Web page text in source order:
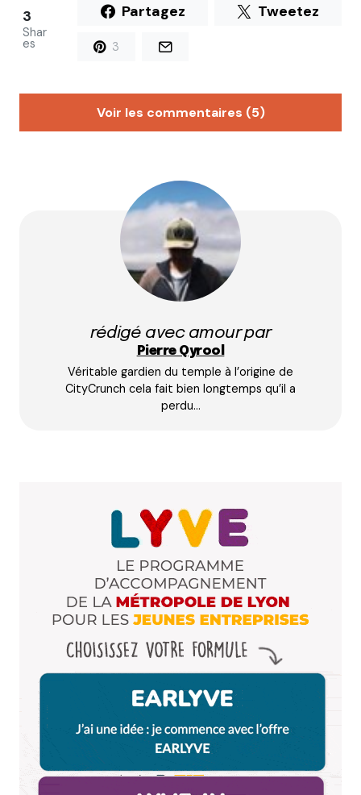
3
Shar
es
Partagez Tweetez
3
Voir les commentaires (5)
Salut Lyon City Crunch!
Je suis en pleine organisation d’EVJF sur Lyon et je
dois trouver un endroit alliant bon manger + soirée
dansante pour bouger son corps.
Ancienne habitante de Lyon au cours de mes études
(il y a 8 ans déjà!), je reviens de temps en temps
passer des soirées chez des amis mais je n’ai plus
connaissance des endroits sympas pour ce genre
de soirée en groupe.
Avez-vous des tuyaux à me passer?!!!
J’ai quand même fait le travail de recherche et ciblé
Avez-vous des avis sur ces établissements?
Merci d’avance pour votre réponse,
Répondre
Bonjour Alice, vraiment, mon coup de cœur à
moi pour faire la fête, c’est la faute aux ours. A
condition d’avoir suivi un peu leur programme
qui est bien souvent foufou et dansant ! Je pense
que tu peux bien t’amuser et danser à la maison
Mère.
Milie
rédigé avec amour par
Pierre Qyrool
Véritable gardien du temple à l’origine de
CityCrunch cela fait bien longtemps qu’il a
perdu…